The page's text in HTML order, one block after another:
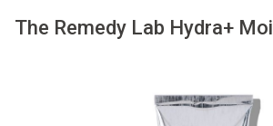
The Remedy Lab Hydra+